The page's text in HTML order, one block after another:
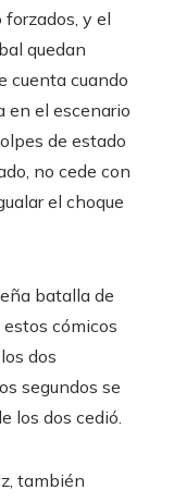
forzados, y el
quedan
cuenta cuando
en el escenario
de estado
no cede con
el choque
batalla de
cómicos
dos
segundos se
los dos cedió.
también